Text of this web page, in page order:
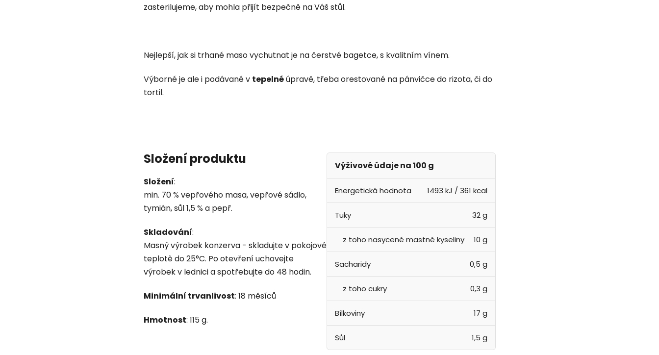
zasterilujeme, aby mohla přijít bezpečně na Váš stůl.
Nejlepší, jak si trhané maso vychutnat je na čerstvé bagetce, s kvalitním vínem.
Výborné je ale i podávané v tepelnéúpravě, třeba orestované na pánvičce do rizota, či do
tortil.
Složení produktu
Složení:
min. 70 % vepřového masa, vepřové sádlo,
tymián, sůl 1,5 % a pepř.
Skladování:
Masný výrobek konzerva - skladujte v pokojové
teplotě do 25°C. Po otevření uchovejte
výrobek v lednici a spotřebujte do 48 hodin.
Minimální trvanlivost: 18 měsíců
Hmotnost: 115 g.
Výživové údaje na 100 g
Energetická hodnota 1493 kJ / 361 kcal
Tuky 32 g
z toho nasycené mastné kyseliny 10 g
Sacharidy 0,5 g
z toho cukry 0,3 g
Bílkoviny 17 g
Sůl 1,5 g